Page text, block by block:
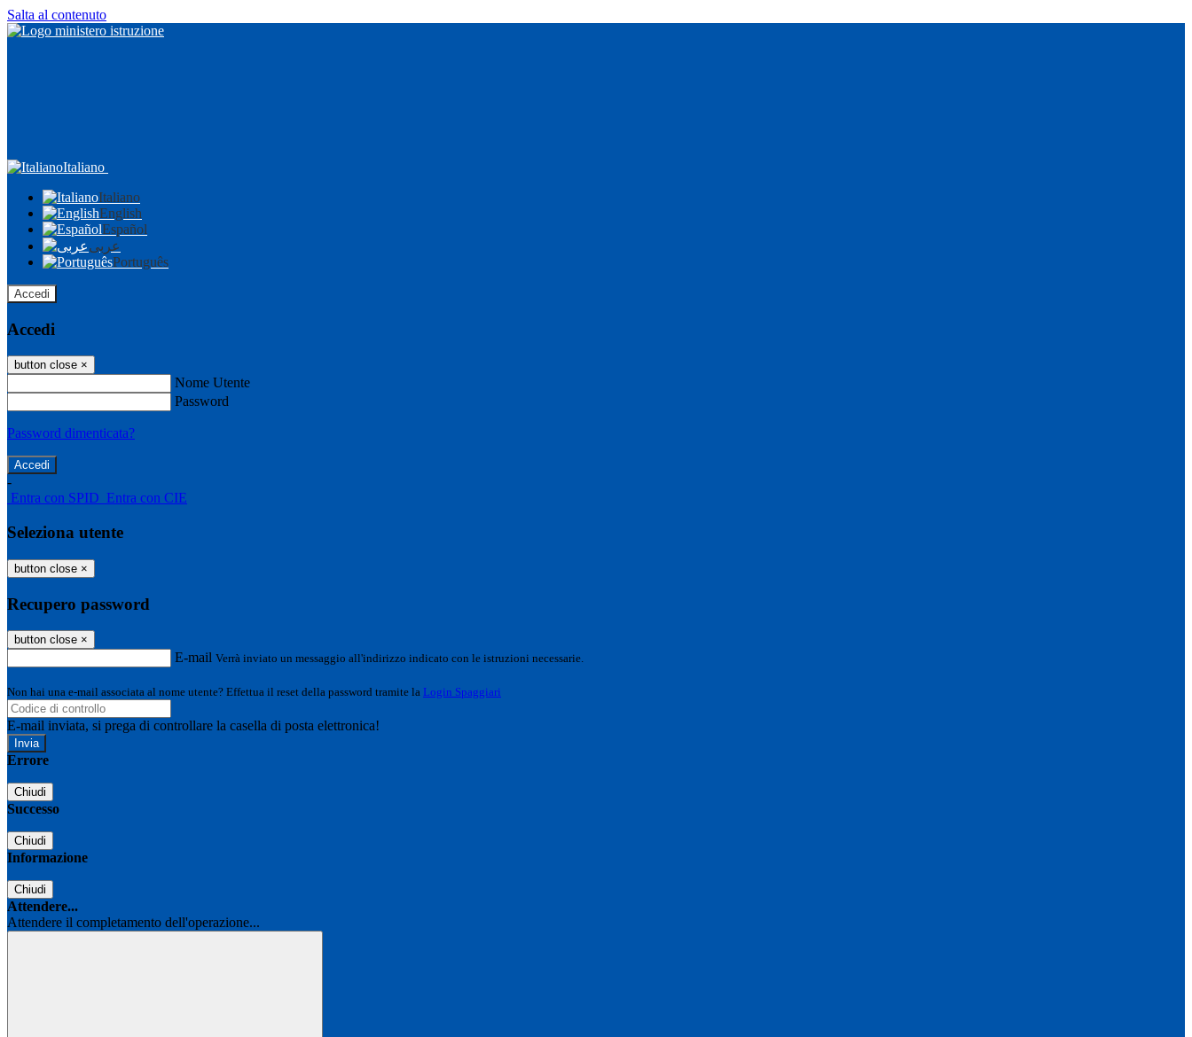
Salta al contenuto
Italiano
Italiano
English
Español
عربى
Português
Accedi
Accedi
button close ×
Nome Utente
Password
Password dimenticata?
-
Entra con SPID Entra con CIE
Seleziona utente
button close ×
Recupero password
button close ×
E-mail Verrà inviato un messaggio all'indirizzo indicato con le istruzioni necessarie.
Non hai una e-mail associata al nome utente? Effettua il reset della password tramite la Login Spaggiari
E-mail inviata, si prega di controllare la casella di posta elettronica!
Errore
Chiudi
Successo
Chiudi
Informazione
Chiudi
Attendere...
Attendere il completamento dell'operazione...